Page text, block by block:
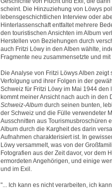
scheint. Die Hinzuziehung von Löwys
lebensgeschichtlichen Interview oder
Hinterlassenschaft entfaltet mehrere
den touristischen Ansichten im Album
Herstellen von Beziehungen durch
auch Fritzi Löwy in den Alben wählte,
Fragmente neu zusammensetzte und
Die Analyse von Fritzi Löwys Alben
Verfolgung und ihrer Folgen in der
Schweiz für Fritzi Löwy im Mai 1944
kommt meiner Ansicht nach auch in den
Schweiz-Album durch seinen bunten,
der Schweiz und die Fülle verwendeter
Ausschnitten aus Tourismusbroschüren
Album durch die Kargheit des darin
Aufnahmen charakterisiert ist. In
Löwy versammelt, was von der
Fotografien aus der Zeit davor, vor dem
ermordeten Angehörigen, und einige
und im Exil.
"... Ich kann es nicht verarbeiten, ich